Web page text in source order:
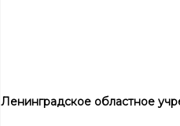
Ленинградское областное